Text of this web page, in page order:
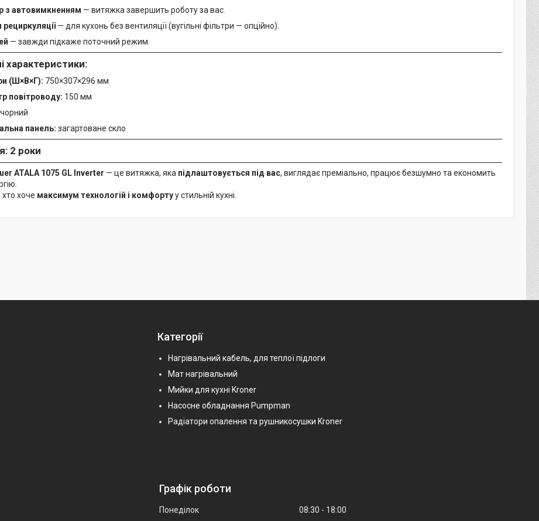
з автовимкненням — витяжка завершить роботу за вас.
— для кухонь без вентиляції (вугільні фільтри — опційно).
— завжди підкаже поточний режим.
характеристики:
(Ш×В×Г): 750×307×296 мм
повітроводу: 150 мм
чорний
панель: загартоване скло
2 роки
ATALA 1075 GL Inverter — це витяжка, яка підлаштовується під вас, виглядає преміально, працює безшумно та економить
хто хоче максимум технологій і комфортуу стильній кухні.
Категорії
Нагрівальний кабель, для теплої підлоги
Мат нагрівальний
Мийки для кухні Kroner
Насосне обладнання Pumpman
Радіатори опалення та рушникосушки Kroner
Графік роботи
Понеділок 08:30
18:00